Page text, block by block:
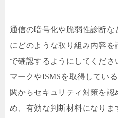
通信の暗号化や脆弱性診断な
にどのような取り組み内容を
で確認するようにしてくださ
マークやISMSを取得してい
関からセキュリティ対策を認
め、有効な判断材料になりま